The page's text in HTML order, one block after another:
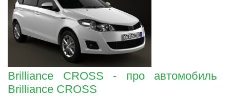
Brilliance CROSS - про автомобиль
Brilliance CROSS